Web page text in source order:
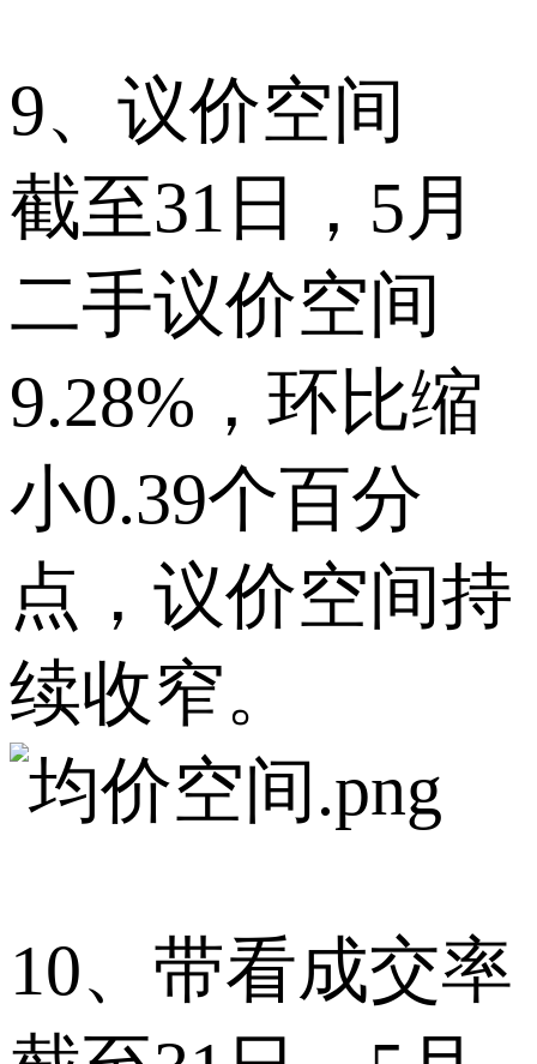
9、议价空间
截至31日，5月
二手议价空间
9.28%，环比缩
小0.39个百分
点，议价空间持
续收窄。
10、带看成交率